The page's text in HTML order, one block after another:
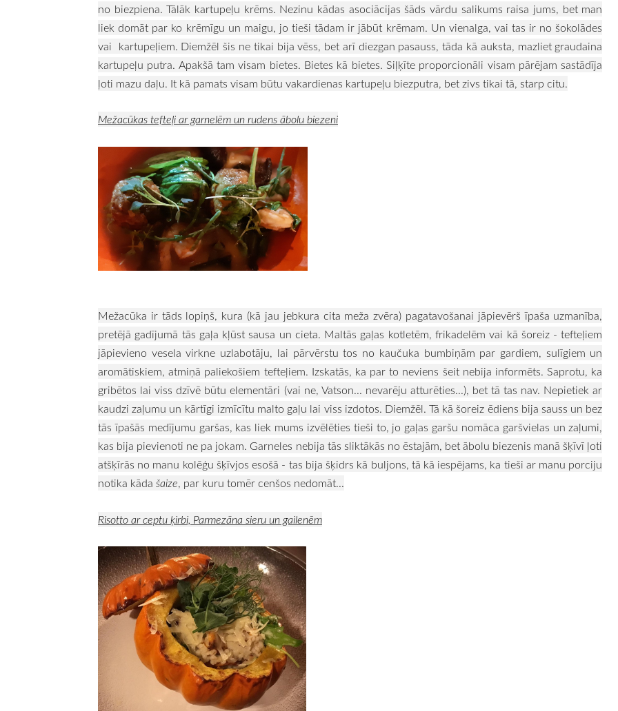
no biezpiena.Tālāk kartupeļu krēms. Nezinu kādas asociācijas šāds vārdu salikums raisa jums, bet man
liek domāt par ko krēmīgu un maigu, jo tieši tādam ir jābūt krēmam. Un vienalga, vai tas ir no šokolādes
vai kartupeļiem. Diemžēl šis ne tikai bija vēss, bet arī diezgan pasauss, tāda kā auksta, mazliet graudaina
kartupeļu putra. Apakšā tam visam bietes. Bietes kā bietes. Siļķīte proporcionāli visam pārējam sastādīja
ļoti mazu daļu. It kā pamats visam būtu vakardienas kartupeļu biezputra, bet zivs tikai tā, starp citu.
Mežacūkas tefteļi ar garnelēm un rudens ābolu biezeni
Mežacūka ir tāds lopiņš, kura (kā jau jebkura cita meža zvēra) pagatavošanai jāpievērš īpaša uzmanība,
pretējā gadījumā tās gaļa kļūst sausa un cieta. Maltās gaļas kotletēm, frikadelēm vai kā šoreiz - tefteļiem
jāpievieno vesela virkne uzlabotāju, lai pārvērstu tos no kaučuka bumbiņām par gardiem, sulīgiem un
aromātiskiem, atmiņā paliekošiem tefteļiem. Izskatās, ka par to neviens šeit nebija informēts. Saprotu, ka
gribētos lai viss dzīvē būtu elementāri (vai ne, Vatson... nevarēju atturēties...), bet tā tas nav. Nepietiek ar
kaudzi zaļumu un kārtīgi izmīcītu malto gaļu lai viss izdotos. Diemžēl. Tā kā šoreiz ēdiens bija sauss un bez
tās īpašās medījumu garšas, kas liek mums izvēlēties tieši to, jo gaļas garšu nomāca garšvielas un zaļumi,
kas bija pievienoti ne pa jokam. Garneles nebija tās sliktākās no ēstajām, bet ābolu biezenis manā šķīvī ļoti
atšķīrās no manu kolēģu šķīvjos esošā - tas bija šķidrs kā buljons, tā kā iespējams, ka tieši ar manu porciju
notika kāda šaize, par kuru tomēr cenšos nedomāt...
Risotto ar ceptu ķirbi, Parmezāna sieru un gailenēm